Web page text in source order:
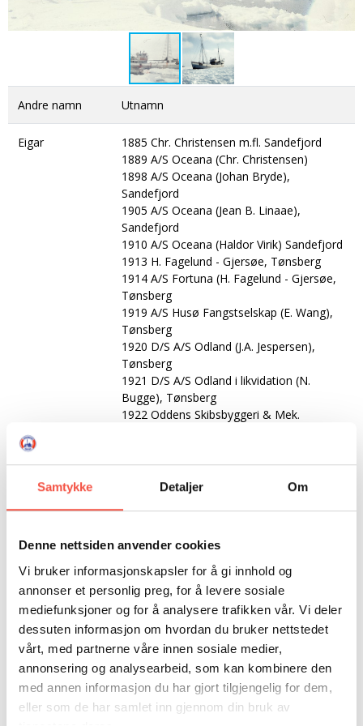
Samtykke Detaljer Om
Denne nettsiden anvender cookies
Vi bruker informasjonskapsler for å gi innhold og
annonser et personlig preg, for å levere sosiale
mediefunksjoner og for å analysere trafikken vår. Vi deler
dessuten informasjon om hvordan du bruker nettstedet
vårt, med partnerne våre innen sosiale medier,
annonsering og analysearbeid, som kan kombinere den
med annen informasjon du har gjort tilgjengelig for dem,
eller som de har samlet inn gjennom din bruk av
PERSONVERNERKLÆRING
ISHAVSQUIZ
KONTAKT
Andre namn Utnamn
Eigar
1885 Chr. Christensen m.fl. Sandefjord
1889 A/S Oceana (Chr. Christensen)
1898 A/S Oceana (Johan Bryde),
Sandefjord
1905 A/S Oceana (Jean B. Linaae),
Sandefjord
1910 A/S Oceana (Haldor Virik) Sandefjord
1913 H. Fagelund - Gjersøe, Tønsberg
1914 A/S Fortuna (H. Fagelund - Gjersøe,
Tønsberg
1919 A/S Husø Fangstselskap (E. Wang),
Tønsberg
1920 D/S A/S Odland (J.A. Jespersen),
Tønsberg
1921 D/S A/S Odland i likvidation (N.
Bugge), Tønsberg
1922 Oddens Skibsbyggeri & Mek.
1924 A/S Fotuna (H. Fagelund - Gjersøe,
Tønsberg
1926 A/S Flid (H. Fagelund - Gjersøe),
Tønsberg
1928 Gustav Winge m.fl. Sandefjord
1931 Rieber & Co, Tromsø
Fartytype Selfangar
Reg. merke T 92 T
Heimehamn Sandefjord - Tønsberg - Tromsø
Byggeverft Framnes MV, Sandefjord